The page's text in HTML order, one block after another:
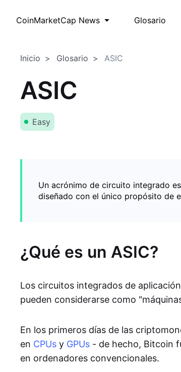
CoinMarketCap News Glosario
Inicio Glosario ASIC
ASIC
Easy
Un acrónimo de circuito integrado
diseñado con el único propósito de
¿Qué es un ASIC?
Los circuitos integrados de
pueden considerarse como
En los primeros días de las
en CPUs y GPUs - de hecho, Bitcoin
en ordenadores convencionales.